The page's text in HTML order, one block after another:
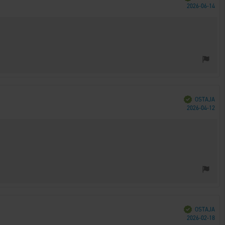
2026-06-14
Vahvistettu
OSTAJA
2026-04-12
Vahvistettu
OSTAJA
2026-02-18